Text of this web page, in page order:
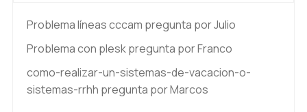
Problema líneas cccam pregunta por Julio
Problema con pleskpregunta por Franco
como-realizar-un-sistemas-de-vacacion-o-
sistemas-rrhh pregunta por Marcos